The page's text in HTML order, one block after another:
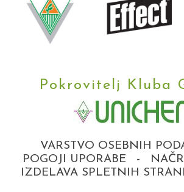
Pokrovitelj Kluba
VARSTVO OSEBNIH
POGOJI UPORABE
-
IZDELAVA SPLETNIH